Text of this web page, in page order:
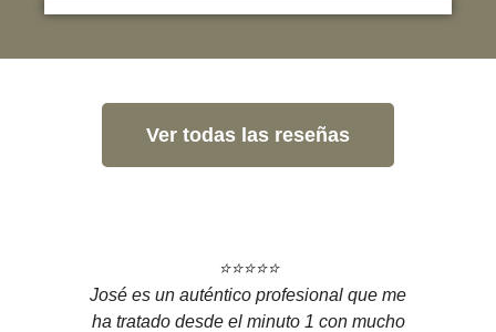
Ver todas las reseñas
⭐⭐⭐⭐⭐
José es un auténtico profesional que me
ha tratado desde el minuto 1 con mucho